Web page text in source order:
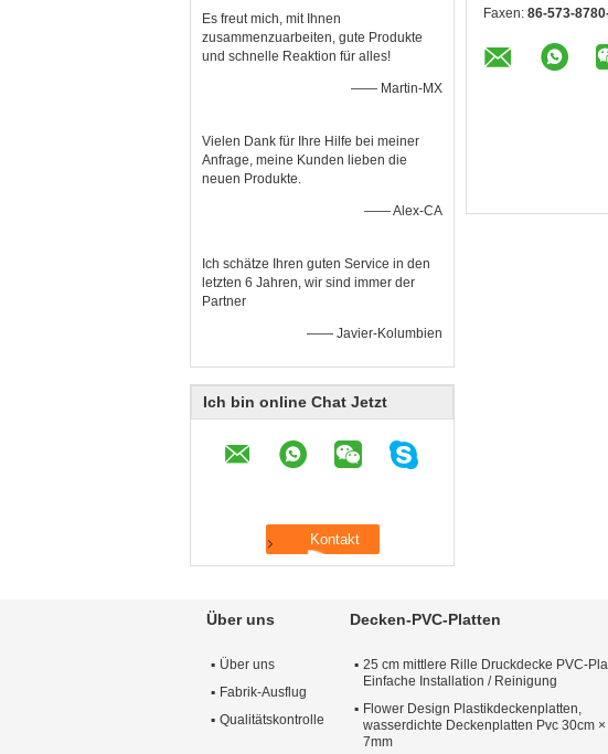
Es freut mich, mit Ihnen
zusammenzuarbeiten, gute Produkte
und schnelle Reaktion für alles!
—— Martin-MX
Vielen Dank für Ihre Hilfe bei meiner
Anfrage, meine Kunden lieben die
neuen Produkte.
—— Alex-CA
Ich schätze Ihren guten Service in den
letzten 6 Jahren, wir sind immer der
Partner
—— Javier-Kolumbien
Ich bin online Chat Jetzt
Faxen: 86-573-
Über uns
Über uns
Fabrik-Ausflug
Qualitätskontrolle
Decken-PVC-Platten
25 cm mittlere Rille Druckdecke PVC-
Einfache Installation / Reinigung
Flower Design Plastikdeckenplatten,
wasserdichte Deckenplatten Pvc 30cm ×
7mm